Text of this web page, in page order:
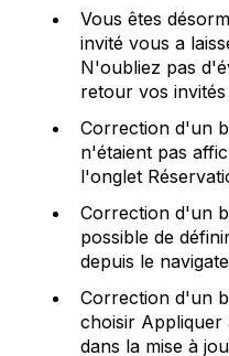
Vous êtes
invité vous a
N'oubliez pas
retour vos invités
Correction d'un
n'étaient pas
l'onglet
Correction d'un
possible de
depuis le
Correction d'un
choisir Appliquer
dans la mise à